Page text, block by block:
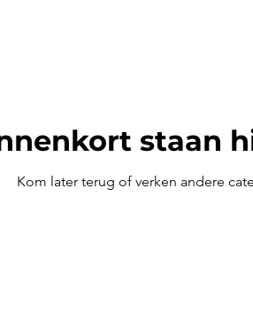
staan
Kom later terug of verken andere